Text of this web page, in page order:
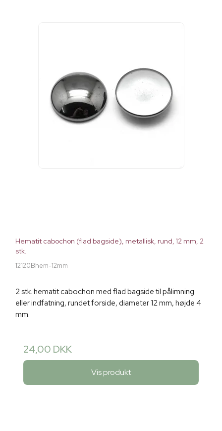
Hematit cabochon (flad bagside), metallisk, rund, 12 mm, 2
stk.
12120Bhem-12mm
2 stk. hematit cabochon med flad bagside til pålimning
eller indfatning, rundet forside, diameter 12 mm, højde 4
mm.
24,00 DKK
Vis produkt